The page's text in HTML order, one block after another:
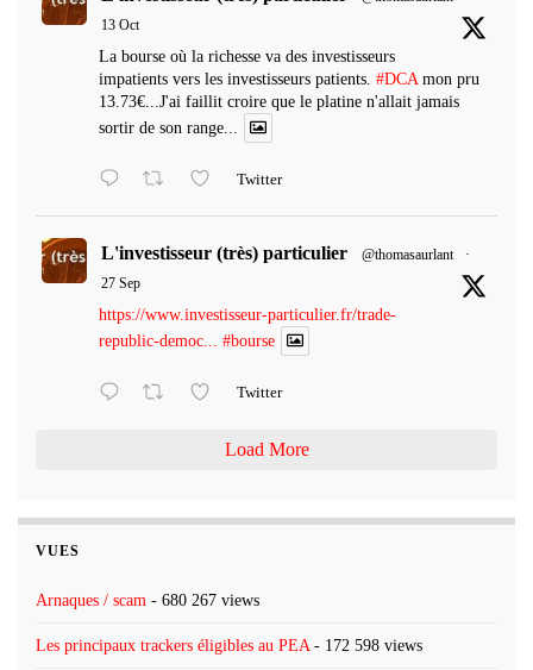
13 Oct
La bourse où la richesse va des investisseurs
impatients vers les investisseurs patients. #DCA mon pru
13.73€...J'ai faillit croire que le platine n'allait jamais
sortir de son range...
Twitter
L'investisseur (très) particulier @thomasaurlant
·
27 Sep
https://www.investisseur-particulier.fr/trade-
republic-democ... #bourse
Twitter
Load More
VUES
Arnaques / scam - 680 267 views
Les principaux trackers éligibles au PEA - 172 598 views